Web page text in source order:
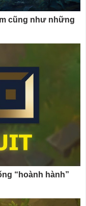
cũng như những
“hoành hành”